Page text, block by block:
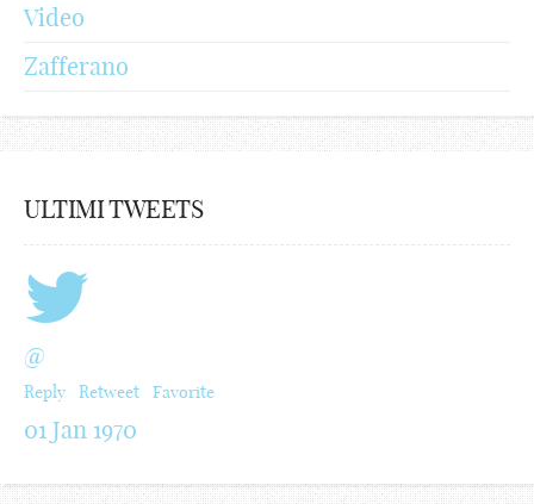
Video
Zafferano
ULTIMI TWEETS
@
Reply Retweet Favorite
01 Jan 1970